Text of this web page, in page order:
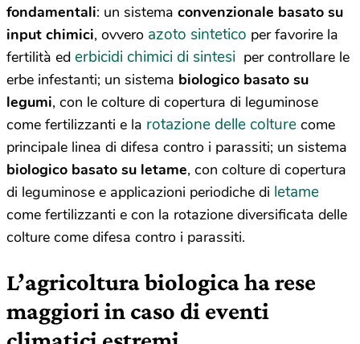
fondamentali: un sistema convenzionale basato su
input chimici, ovvero azoto sintetico per favorire la
fertilità ed erbicidi chimici di sintesi per controllare le
erbe infestanti; un sistema biologico basato su
legumi, con le colture di copertura di leguminose
come fertilizzanti e la rotazione delle colture come
principale linea di difesa contro i parassiti; un sistema
biologico basato su letame, con colture di copertura
di leguminose e applicazioni periodiche di letame
come fertilizzanti e con la rotazione diversificata delle
colture come difesa contro i parassiti.
L’agricoltura biologica ha rese
maggiori in caso di eventi